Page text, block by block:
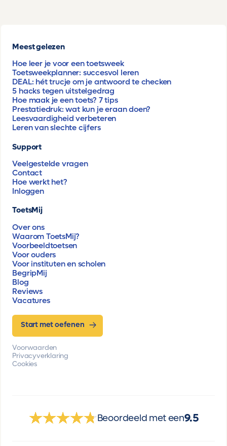
Meest gelezen
Hoe leer je voor een toetsweek
Toetsweekplanner: succesvol leren
DEAL: hét trucje om je antwoord te checken
5 hacks tegen uitstelgedrag
Hoe maak je een toets? 7 tips
Prestatiedruk: wat kun je eraan doen?
Leesvaardigheid verbeteren
Leren van slechte cijfers
Support
Veelgestelde vragen
Contact
Hoe werkt het?
Inloggen
ToetsMij
Over ons
Waarom ToetsMij?
Voorbeeldtoetsen
Voor ouders
Voor instituten en scholen
BegripMij
Blog
Reviews
Vacatures
Start met oefenen
Voorwaarden
Privacyverklaring
Cookies
Beoordeeld met een9.5